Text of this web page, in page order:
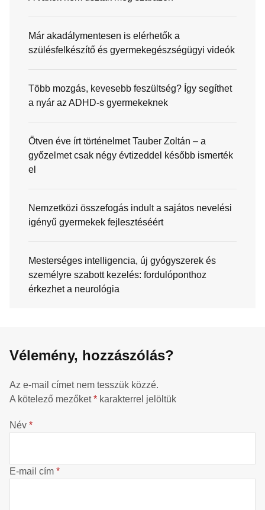
Már akadálymentesen is elérhetők a
szülésfelkészítő és gyermekegészségügyi videók
Több mozgás, kevesebb feszültség? Így segíthet
a nyár az ADHD-s gyermekeknek
Ötven éve írt történelmet Tauber Zoltán – a
győzelmet csak négy évtizeddel később ismerték
el
Nemzetközi összefogás indult a sajátos nevelési
igényű gyermekek fejlesztéséért
Mesterséges intelligencia, új gyógyszerek és
személyre szabott kezelés: fordulóponthoz
érkezhet a neurológia
Vélemény, hozzászólás?
Az e-mail címet nem tesszük közzé.
A kötelező mezőket* karakterrel jelöltük
Név *
E-mail cím *